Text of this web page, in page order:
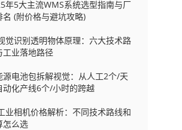
年5大主流WMS系统选型指南与厂
名 (附价格与避坑攻略)
觉识别透明物体原理：六大技术路
工业落地路径
源电池包拆解视觉：从人工2个/天
动化产线6个/小时的跨越
业相机价格解析：不同技术路线和
怎么选